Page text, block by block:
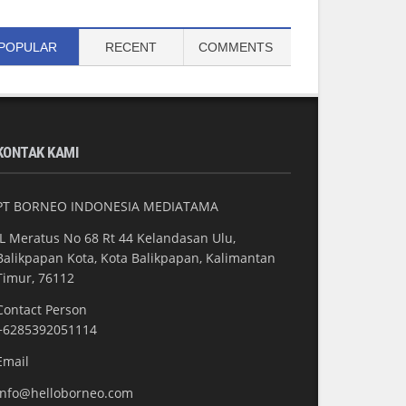
RECENT COMMENTS
KAMI
BORNEO INDONESIA MEDIATAMA
Meratus No 68 Rt 44 Kelandasan Ulu,
Kota, Kota Balikpapan, Kalimantan
76112
Person